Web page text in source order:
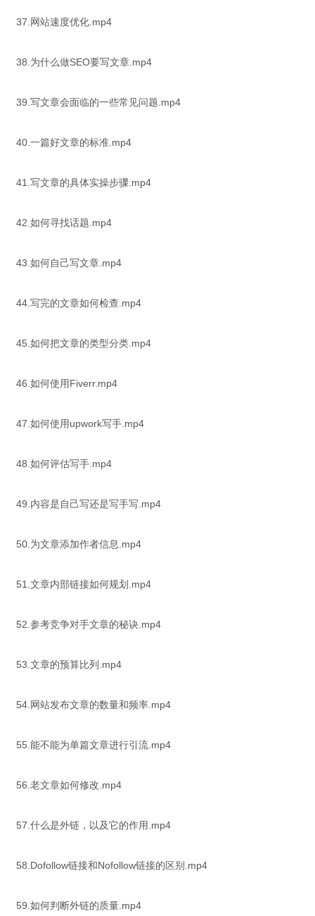
37.网站速度优化.mp4
38.为什么做SEO要写文章.mp4
39.写文章会面临的一些常见问题.mp4
40.一篇好文章的标准.mp4
41.写文章的具体实操步骤.mp4
42.如何寻找话题.mp4
43.如何自己写文章.mp4
44.写完的文章如何检查.mp4
45.如何把文章的类型分类.mp4
46.如何使用Fiverr.mp4
47.如何使用upwork写手.mp4
48.如何评估写手.mp4
49.内容是自己写还是写手写.mp4
50.为文章添加作者信息.mp4
51.文章内部链接如何规划.mp4
52.参考竞争对手文章的秘诀.mp4
53.文章的预算比列.mp4
54.网站发布文章的数量和频率.mp4
55.能不能为单篇文章进行引流.mp4
56.老文章如何修改.mp4
57.什么是外链，以及它的作用.mp4
58.Dofollow链接和Nofollow链接的区别.mp4
59.如何判断外链的质量.mp4